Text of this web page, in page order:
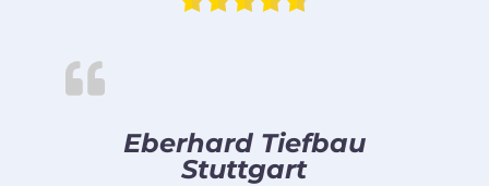
Eberhard Tiefbau
Stuttgart